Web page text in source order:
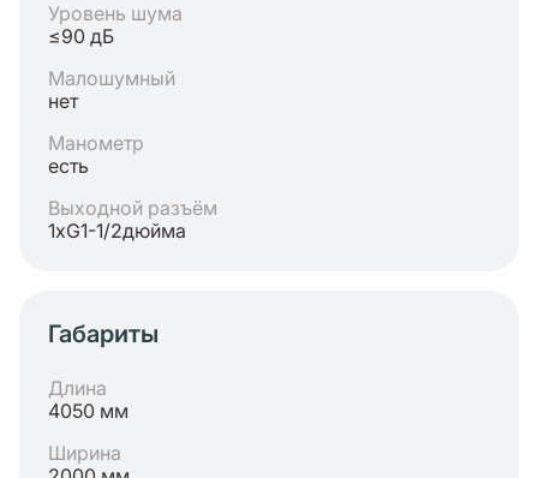
Уровень шума
≤90 дБ
Малошумный
нет
Манометр
есть
Выходной разъём
1хG1-1/2дюйма
Габариты
Длина
4050 мм
Ширина